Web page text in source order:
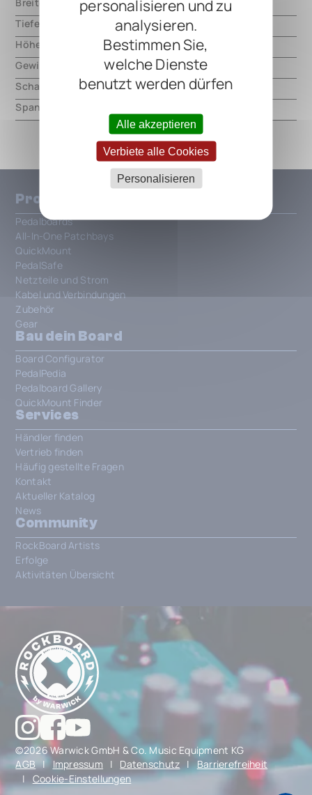
personalisieren und zu
analysieren.
Bestimmen Sie,
welche Dienste
benutzt werden dürfen
Alle akzeptieren
Verbiete alle Cookies
Personalisieren
Tiefe
000.00 mm
Höhe
000.00 mm
Gewicht
000.00 mm
Schaltungsart
analog
Spannung
Produkte
Pedalboards
All-In-One Patchbays
QuickMount
PedalSafe
Netzteile und Strom
Kabel und Verbindungen
Zubehör
Gear
Bau dein Board
Board Configurator
PedalPedia
Pedalboard Gallery
QuickMount Finder
Services
Händler finden
Vertrieb finden
Häufig gestellte Fragen
Kontakt
Aktueller Katalog
News
Community
RockBoard Artists
Erfolge
Aktivitäten Übersicht
©2026 Warwick GmbH & Co. Music Equipment KG
AGB | Impressum | Datenschutz |
Barrierefreiheit
|
Cookie-Einstellungen